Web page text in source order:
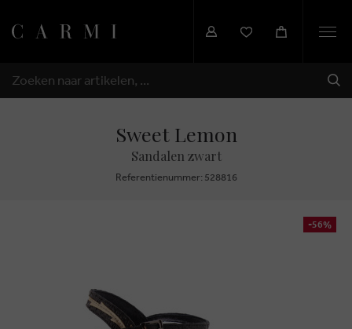
ZOEKEN
Sweet Lemon
Sandalen zwart
Referentienummer: 528816
-56%